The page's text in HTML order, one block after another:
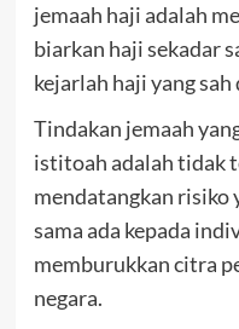
jemaah haji adalah
biarkan haji sekadar
kejarlah haji yang sah
Tindakan jemaah
istitoah adalah tidak
mendatangkan risiko
sama ada kepada
memburukkan citra
negara.